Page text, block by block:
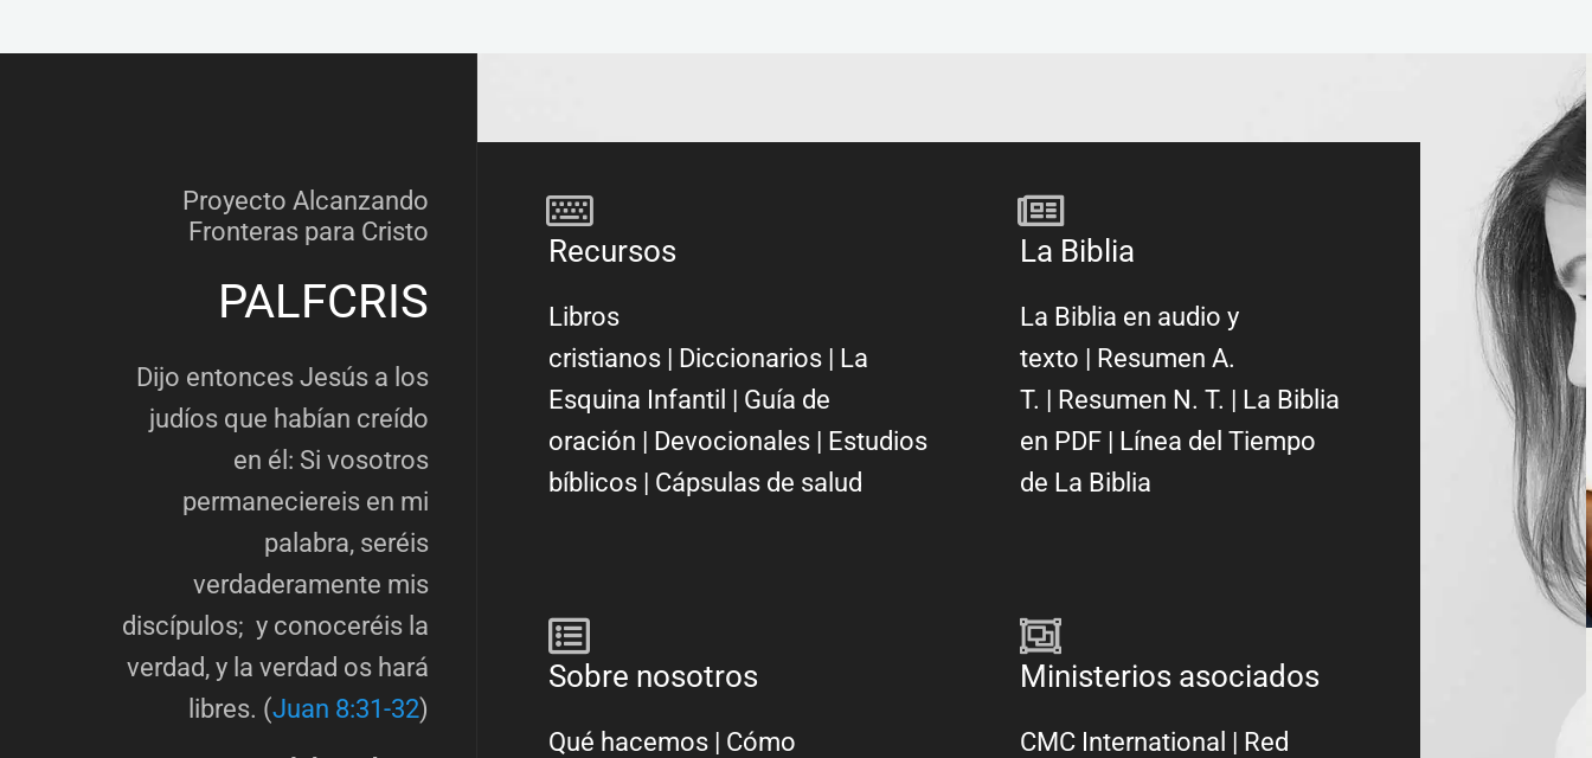
Proyecto Alcanzando
Fronteras para Cristo
PALFCRIS
Dijo entonces Jesús a los
judíos que habían creído
en él: Si vosotros
permaneciereis en mi
palabra, seréis
verdaderamente mis
discípulos; y conoceréis la
verdad, y la verdad os hará
libres. (Juan 8:31-32)
Recursos
Libros
cristianos| Diccionarios| La
Esquina Infantil | Guía de
oración | Devocionales| Estudios
bíblicos| Cápsulas de salud
La Biblia
La Biblia en audio y
texto | Resumen A.
T. | Resumen N. T. | La Biblia
en PDF| Línea del Tiempo
de La Biblia
Sobre nosotros
Qué hacemos| Cómo
Ministerios asociados
CMC International | Red